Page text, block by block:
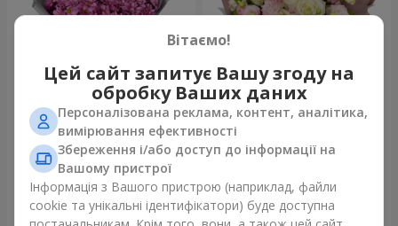
Букет "Твої хризантеми"
1 599 грн
Замовити
Букет "Пана Кота"
Замовити
Вітаємо!
Цей сайт запитує Вашу згоду на
обробку Ваших даних
Персоналізована реклама, контент, аналітика,
вимірювання ефективності
Збереження і/або доступ до інформації на
Вашому пристрої
Інформація з Вашого пристрою (наприклад, файли
cookie та унікальні ідентифікатори) буде доступна